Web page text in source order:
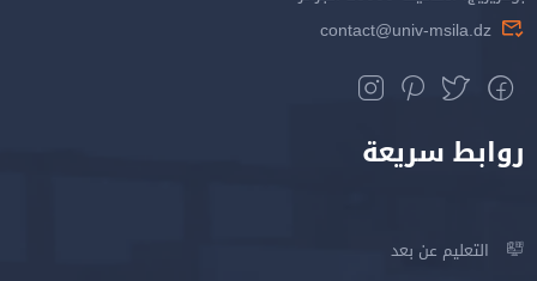
contact@univ-msila.dz
روابط سريعة
التعليم عن بعد